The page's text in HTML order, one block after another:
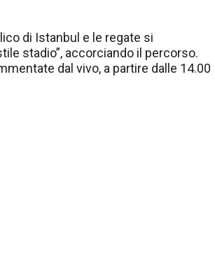
di Istanbul e le regate si
stadio”, accorciando il percorso.
dal vivo, a partire dalle 14.00